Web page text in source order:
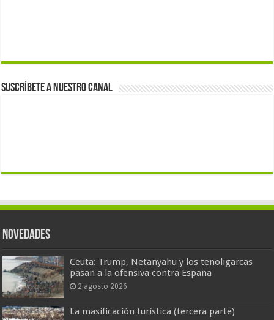
Suscríbete a nuestro canal
Novedades
Ceuta: Trump, Netanyahu y los tenoligarcas
pasan a la ofensiva contra España
2 agosto 2026
La masificación turística (tercera parte)